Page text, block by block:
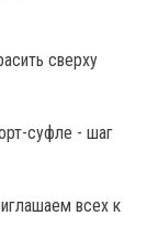
сверху
всех к